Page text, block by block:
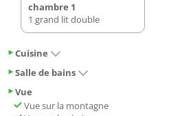
chambre 1
1 grand lit double
Cuisine
Salle de bains
Vue
Vue sur la montagne